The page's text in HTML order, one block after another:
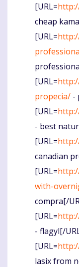
[URL=
cheap
[URL=
[URL=
propecia/ -
[URL=
- best
[URL=
canadian
[URL=
with-
compra[/
[URL=
- flagyl[/
[URL=
lasix from